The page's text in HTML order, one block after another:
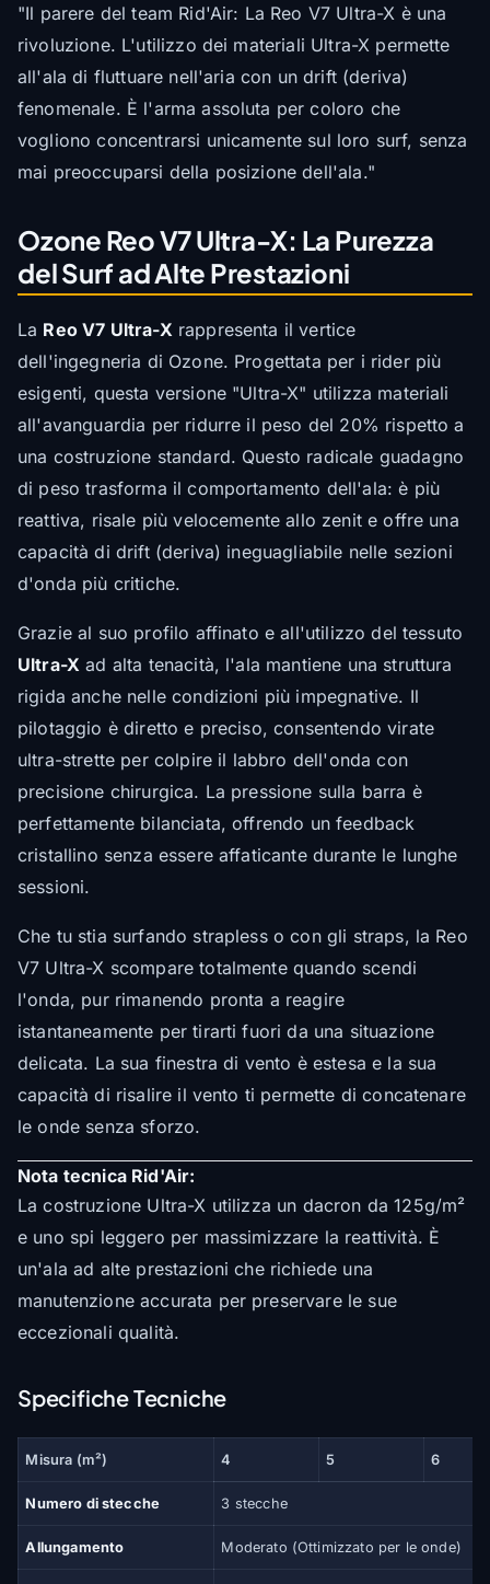
"Il parere del team Rid'Air: La Reo V7 Ultra-X è una
rivoluzione. L'utilizzo dei materiali Ultra-X permette
all'ala di fluttuare nell'aria con un drift (deriva)
fenomenale. È l'arma assoluta per coloro che
vogliono concentrarsi unicamente sul loro surf, senza
mai preoccuparsi della posizione dell'ala."
Ozone Reo V7 Ultra-X: La Purezza
del Surf ad Alte Prestazioni
La Reo V7 Ultra-X rappresenta il vertice
dell'ingegneria di Ozone. Progettata per i rider più
esigenti, questa versione "Ultra-X" utilizza materiali
all'avanguardia per ridurre il peso del 20% rispetto a
una costruzione standard. Questo radicale guadagno
di peso trasforma il comportamento dell'ala: è più
reattiva, risale più velocemente allo zenit e offre una
capacità di drift (deriva) ineguagliabile nelle sezioni
d'onda più critiche.
Grazie al suo profilo affinato e all'utilizzo del tessuto
Ultra-X ad alta tenacità, l'ala mantiene una struttura
rigida anche nelle condizioni più impegnative. Il
pilotaggio è diretto e preciso, consentendo virate
ultra-strette per colpire il labbro dell'onda con
precisione chirurgica. La pressione sulla barra è
perfettamente bilanciata, offrendo un feedback
cristallino senza essere affaticante durante le lunghe
sessioni.
Che tu stia surfando strapless o con gli straps, la Reo
V7 Ultra-X scompare totalmente quando scendi
l'onda, pur rimanendo pronta a reagire
istantaneamente per tirarti fuori da una situazione
delicata. La sua finestra di vento è estesa e la sua
capacità di risalire il vento ti permette di concatenare
le onde senza sforzo.
Nota tecnica Rid'Air:
La costruzione Ultra-X utilizza un dacron da 125g/m²
e uno spi leggero per massimizzare la reattività. È
un'ala ad alte prestazioni che richiede una
manutenzione accurata per preservare le sue
eccezionali qualità.
Specifiche Tecniche
Misura (m²) 4 5 6
Numero di stecche 3 stecche
Allungamento Moderato (Ottimizzato per le onde)